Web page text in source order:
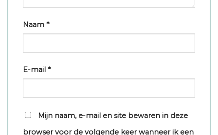
Naam *
E-mail *
Mijn naam, e-mail en site bewaren in deze
browser voor de volgende keer wanneer ik een